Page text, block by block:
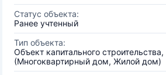
Статус объекта:
Ранее учтенный
Тип объекта:
Объект капитального
(Многоквартирный дом, Жилой дом)